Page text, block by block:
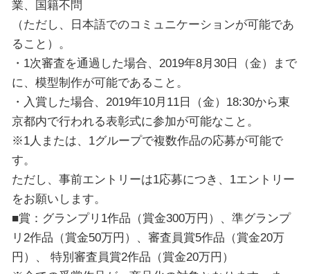
業、国籍不問
（ただし、日本語でのコミュニケーションが可能であ
ること）。
・1次審査を通過した場合、2019年8月30日（金）まで
に、模型制作が可能であること。
・入賞した場合、2019年10月11日（金）18:30から東
京都内で行われる表彰式に参加が可能なこと。
※1人または、1グループで複数作品の応募が可能で
す。
ただし、事前エントリーは1応募につき、1エントリー
をお願いします。
■賞：グランプリ1作品（賞金300万円）、準グランプ
リ2作品（賞金50万円）、審査員賞5作品（賞金20万
円）、 特別審査員賞2作品（賞金20万円）